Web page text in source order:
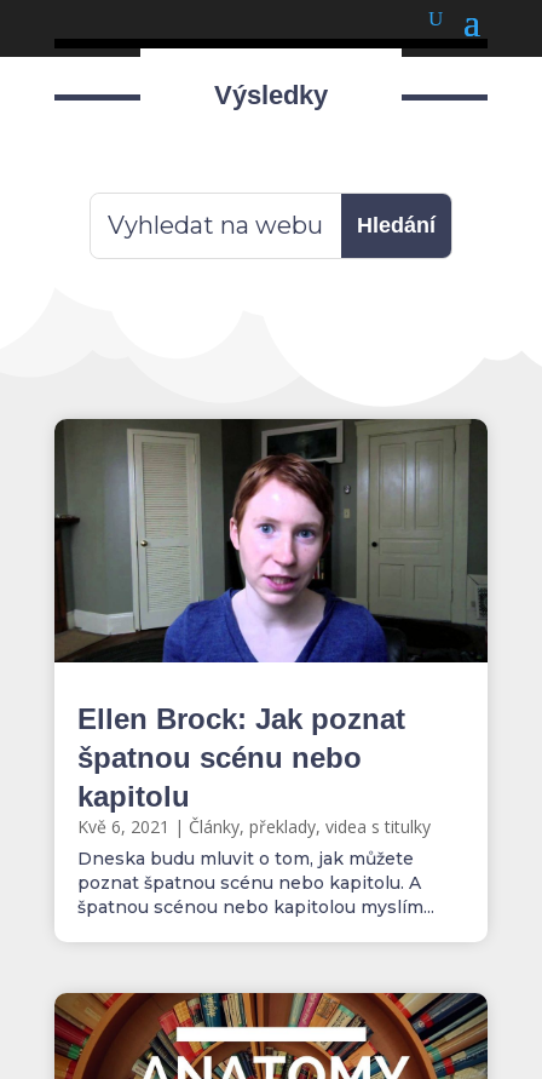
Výsledky
Ellen Brock: Jak poznat
špatnou scénu nebo
kapitolu
Kvě 6, 2021 | Články, překlady, videa s titulky
Dneska budu mluvit o tom, jak můžete
poznat špatnou scénu nebo kapitolu. A
špatnou scénou nebo kapitolou myslím...